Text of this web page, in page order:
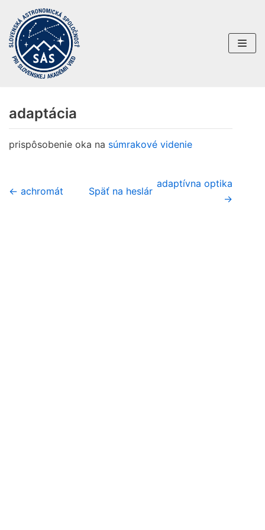
Preskočiť
na
obsah
adaptácia
prispôsobenie oka na súmrakové videnie
← achromát Späť na heslár
adaptívna optika
→